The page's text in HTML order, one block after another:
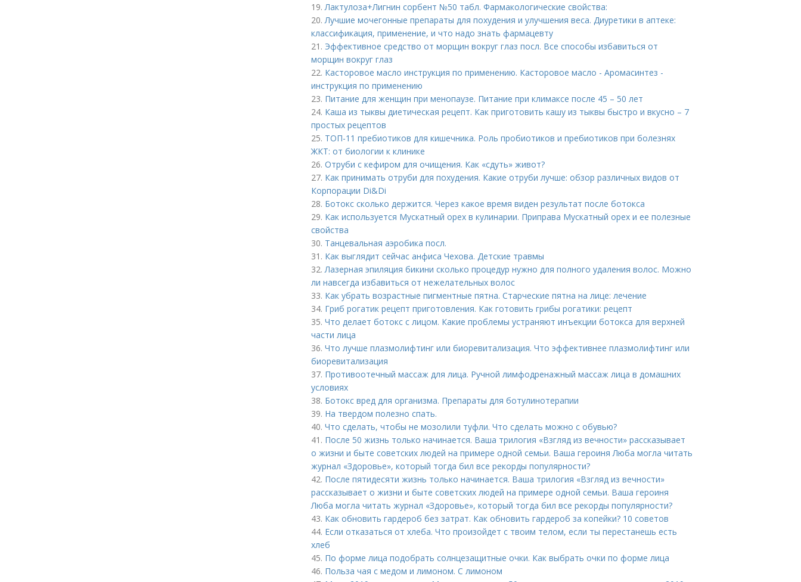
19.Лактулоза+Лигнин сорбент №50 табл. Фармакологические свойства:
20.Лучшие мочегонные препараты для похудения и улучшения веса. Диуретики в аптеке:
классификация, применение, и что надо знать фармацевту
21. Эффективное средство от морщин вокруг глаз посл. Все способы избавиться от
морщин вокруг глаз
22. Касторовое масло инструкция по применению. Касторовое масло - Аромасинтез -
инструкция по применению
23. Питание для женщин при менопаузе. Питание при климаксе после 45 – 50 лет
24. Каша из тыквы диетическая рецепт. Как приготовить кашу из тыквы быстро и вкусно – 7
простых рецептов
25. ТОП-11 пребиотиков для кишечника. Роль пробиотиков и пребиотиков при болезнях
ЖКТ: от биологии к клинике
26. Отруби с кефиром для очищения. Как «сдуть» живот?
27. Как принимать отруби для похудения. Какие отруби лучше: обзор различных видов от
Корпорации Di&Di
28. Ботокс сколько держится. Через какое время виден результат после ботокса
29. Как используется Мускатный орех в кулинарии. Приправа Мускатный орех и ее полезные
свойства
30. Танцевальная аэробика посл.
31. Как выглядит сейчас анфиса Чехова. Детские травмы
32.Лазерная эпиляция бикини сколько процедур нужно для полного удаления волос. Можно
ли навсегда избавиться от нежелательных волос
33. Как убрать возрастные пигментные пятна. Старческие пятна на лице: лечение
34. Гриб рогатик рецепт приготовления. Как готовить грибы рогатики: рецепт
35. Что делает ботокс с лицом. Какие проблемы устраняют инъекции ботокса для верхней
части лица
36. Что лучше плазмолифтинг или биоревитализация. Что эффективнее плазмолифтинг или
биоревитализация
37. Противоотечный массаж для лица. Ручной лимфодренажный массаж лица в домашних
условиях
38. Ботокс вред для организма. Препараты для ботулинотерапии
39. На твердом полезно спать.
40. Что сделать, чтобы не мозолили туфли. Что сделать можно с обувью?
41. После 50 жизнь только начинается. Ваша трилогия «Взгляд из вечности» рассказывает
о жизни и быте советских людей на примере одной семьи. Ваша героиня Люба могла читать
журнал «Здоровье», который тогда бил все рекорды популярности?
42. После пятидесяти жизнь только начинается. Ваша трилогия «Взгляд из вечности»
рассказывает о жизни и быте советских людей на примере одной семьи. Ваша героиня
Люба могла читать журнал «Здоровье», который тогда бил все рекорды популярности?
43. Как обновить гардероб без затрат. Как обновить гардероб за копейки? 10 советов
44. Если отказаться от хлеба. Что произойдет с твоим телом, если ты перестанешь есть
хлеб
45. По форме лица подобрать солнцезащитные очки. Как выбрать очки по форме лица
46. Польза чая с медом и лимоном. С лимоном